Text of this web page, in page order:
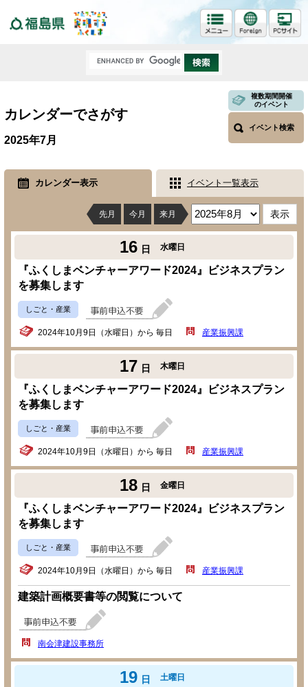
カレンダーでさがす
複数期間開催
のイベント
イベント検索
2025年7月
カレンダー表示 イベント一覧表示
先月 今月 来月
16 日 水曜日
『ふくしまベンチャーアワード2024』ビジネスプラン
を募集します
しごと・産業
2024年10月9日（水曜日）から 毎日 産業振興課
17 日 木曜日
『ふくしまベンチャーアワード2024』ビジネスプラン
を募集します
しごと・産業
2024年10月9日（水曜日）から 毎日 産業振興課
18 日 金曜日
『ふくしまベンチャーアワード2024』ビジネスプラン
を募集します
しごと・産業
2024年10月9日（水曜日）から 毎日 産業振興課
建築計画概要書等の閲覧について
南会津建設事務所
19 日 土曜日